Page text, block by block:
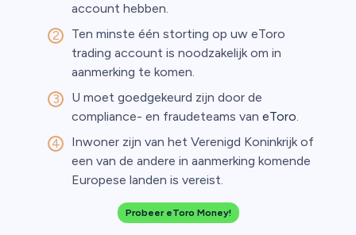
account hebben.
Ten minste één storting op uw eToro
trading account is noodzakelijk om in
aanmerking te komen.
U moet goedgekeurd zijn door de
compliance- en fraudeteams van eToro.
Inwoner zijn van het Verenigd Koninkrijk of
een van de andere in aanmerking komende
Europese landen is vereist.
Probeer eToro Money!